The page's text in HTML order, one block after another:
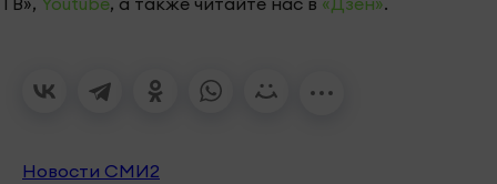
Новости СМИ2